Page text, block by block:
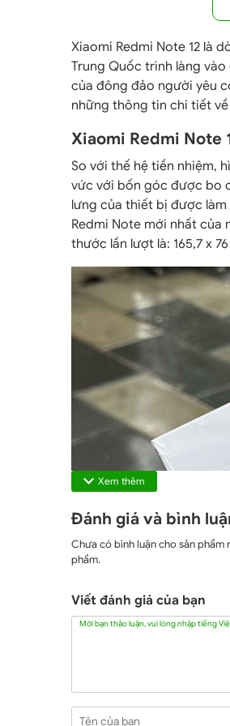
Xiaomi Redmi Note 12 là
Trung Quốc trình làng
của đông đảo người yêu
những thông tin chi tiết về
Xiaomi Redmi Note
So với thế hệ tiền nhiệm,
vức với bốn góc được bo
lưng của thiết bị được
Redmi Note mới nhất của
thước lần lượt là: 165,7 x
Xiaomi Redmi Note 12 có
Xem thêm
Đánh giá và bình
Chưa có bình luận cho sản phẩm
phẩm.
Viết đánh giá của bạn
Mời bạn thảo luận, vui lòng nhập tiếng
Tên của bạn